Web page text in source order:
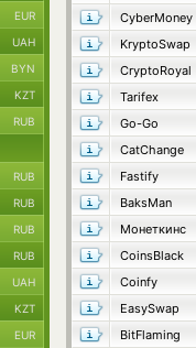
CyberMoney
KryptoSwap
CryptoRoyal
Tarifex
Go-Go
CatChange
Fastify
BaksMan
Монеткинс
CoinsBlack
Coinfy
EasySwap
BitFlaming
EUR
UAH
BYN
KZT
RUB
RUB
RUB
RUB
RUB
UAH
KZT
EUR